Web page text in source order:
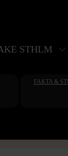
STHLM
FAKTA &